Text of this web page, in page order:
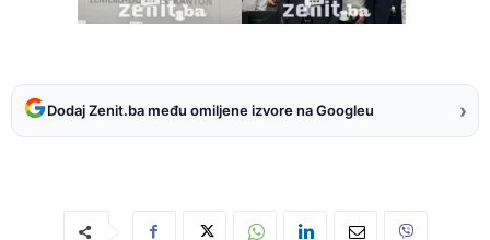
Dodaj Zenit.ba među omiljene izvore na Googleu ›